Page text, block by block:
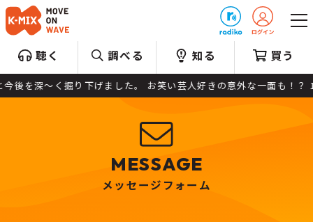
聴く 調べる 知る 買う
～く掘り下げました。 お笑い芸人好きの意外な一面も！
MESSAGE
メッセージフォーム